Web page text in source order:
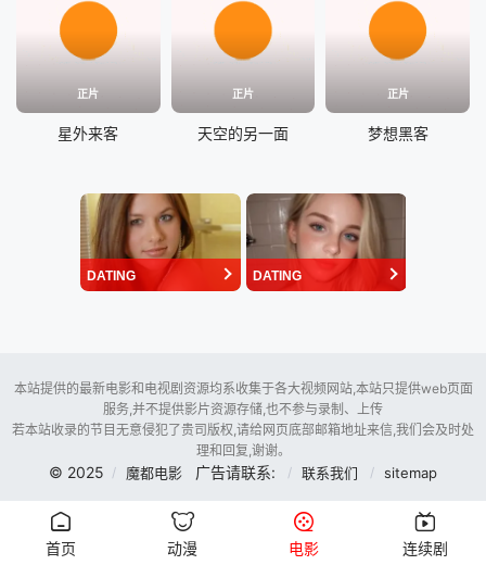
正片
星外来客
正片
天空的另一面
正片
梦想黑客
DATING DATING
本站提供的最新电影和电视剧资源均系收集于各大视频网站,本站只提供web页面
服务,并不提供影片资源存储,也不参与录制、上传
若本站收录的节目无意侵犯了贵司版权,请给网页底部邮箱地址来信,我们会及时处
理和回复,谢谢。
© 2025 魔都电影 广告请联系: 联系我们 sitemap
首页 动漫 电影 连续剧